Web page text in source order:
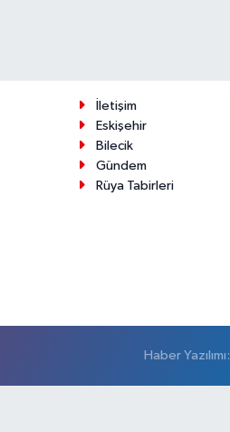
İletişim
Eskişehir
Bilecik
Gündem
Rüya Tabirleri
Haber Yazılımı: